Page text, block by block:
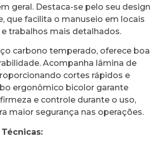
geral. Destaca-se pelo seu design
que facilita o manuseio em locais
trabalhos mais detalhados.
carbono temperado, oferece boa
Acompanha lâmina de
cortes rápidos e
ergonômico bicolor garante
e controle durante o uso,
maior segurança nas operações.